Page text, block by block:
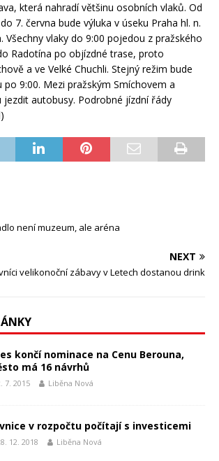
která nahradí většinu osobních vlaků. Od
7. června bude výluka v úseku Praha hl. n.
Všechny vlaky do 9:00 pojedou z pražského
Radotína po objízdné trase, proto
a ve Velké Chuchli. Stejný režim bude
9:00. Mezi pražským Smíchovem a
jezdit autobusy. Podrobné jízdní řády
není muzeum, ale aréna
NEXT
velikonoční zábavy v Letech dostanou drink
končí nominace na Cenu Berouna,
má 16 návrhů
7. 2015 Liběna Nová
v rozpočtu počítají s investicemi
12. 2018 Liběna Nová